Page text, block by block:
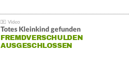
Totes Kleinkind gefunden
FREMDVERSCHULDEN
AUSGESCHLOSSEN